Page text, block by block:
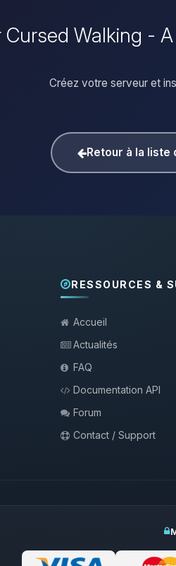
Cursed Walking -
Créez votre serveur et
Retour à la liste
RESSOURCES &
Accueil
Actualités
FAQ
Documentation API
Forum
Contact / Support